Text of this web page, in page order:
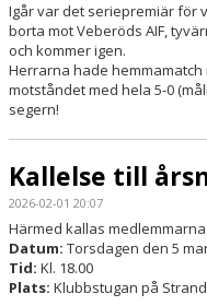
Igår var det seriepremiär för
borta mot Veberöds AIF,
och kommer igen.
Herrarna hade hemmamatch
motståndet med hela 5-0
segern!
Kallelse till
2026-02-01 20:07
Härmed kallas medlemmarna
Datum: Torsdagen den 5
Tid: Kl. 18.00
Plats: Klubbstugan på